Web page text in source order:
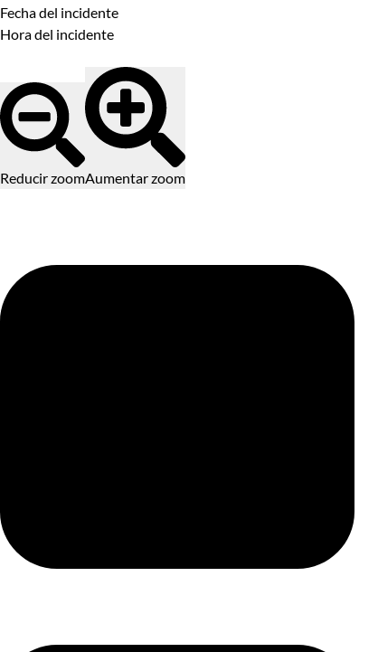
Fecha del incidente
Hora del incidente
Reducir zoomAumentar zoom